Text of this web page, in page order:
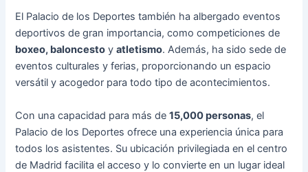
El Palacio de los Deportes también ha albergado eventos
deportivos de gran importancia, como competiciones de
boxeo, baloncesto yatletismo. Además, ha sido sede de
eventos culturales y ferias, proporcionando un espacio
versátil y acogedor para todo tipo de acontecimientos.
Con una capacidad para más de15,000 personas, el
Palacio de los Deportes ofrece una experiencia única para
todos los asistentes. Su ubicación privilegiada en el centro
de Madrid facilita el acceso y lo convierte en un lugar ideal